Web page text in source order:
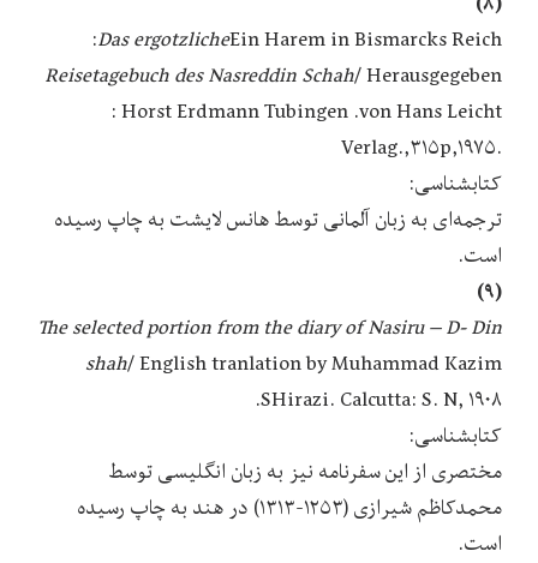
Ein Harem in Bismarcks Reich‏‫‭:
Das ergotzliche
Reisetagebuch des Nasreddin Schah
von Hans Leicht‬. ‏‫‭ ‎Tubingen‬‏‫‭: ‎Horst Erdmann
Verlag.‭,۳۱۵p,۱۹۷۵.
کتابشناسی:
ترجمه‌ای به زبان آلمانی توسط هانس لایشت به چاپ رسیده
است.
(۹)
The selected portion from the diary of Nasiru – D- Din
shah/ ‎English tranlation by Muhammad Kazim
SHirazi‬. ‎Calcutta‬: ‎S. N‬, ۱۹۰۸.
کتابشناسی:
مختصری از این سفرنامه نیز به زبان انگلیسی توسط
محمدکاظم شیرازی (۱۲۵۳-۱۳۱۳) در هند به چاپ رسیده
است.